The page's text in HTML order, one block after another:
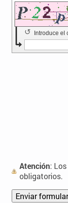
Introduce el
↺
Atención :
obligatorios.